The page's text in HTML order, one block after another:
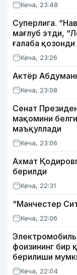
Кеча, 23:48
Суперлига.
мағлуб этди,
ғалаба қозонди
Кеча, 23:26
Актёр
Кеча, 23:08
Сенат
мақомини
маъқуллади
Кеча, 23:06
Ахмат
берилди
Кеча, 22:31
“Манчестер
Кеча, 22:06
фоизининг бир
берилиши
Кеча, 22:04